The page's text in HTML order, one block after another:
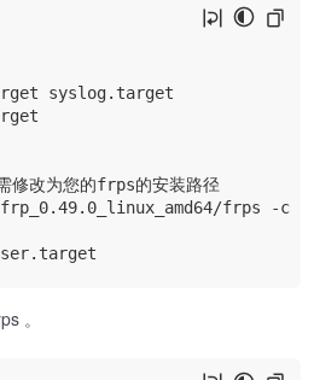
syslog.target
修改为您的frps的安装路径
frps -c
。